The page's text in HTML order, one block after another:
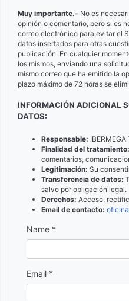
Muy importante.- No es
opinión o comentario, pero si es
correo electrónico para evitar el
datos insertados para otras
publicación. En cualquier
los mismos, enviando una
mismo correo que ha emitido la
plazo máximo de 72 horas se
INFORMACIÓN ADICIONAL
DATOS:
Responsable: IBERMEGA
Finalidad del tratamiento:
comentarios,
Legitimación: Su
Transferencia de datos:
salvo por obligación legal.
Derechos: Acceso,
Email de contacto:
Name *
Email *